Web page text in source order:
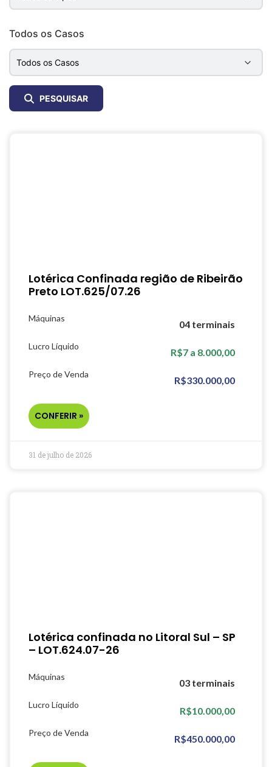
Todos os Casos
Lotérica Confinada região de Ribeirão
Preto LOT.625/07.26
Máquinas
04 terminais
Lucro Líquido
R$7 a 8.000,00
Preço de Venda
R$330.000,00
CONFERIR »
31 de julho de 2026
Lotérica confinada no Litoral Sul – SP
– LOT.624.07-26
Máquinas
03 terminais
Lucro Líquido
R$10.000,00
Preço de Venda
R$450.000,00